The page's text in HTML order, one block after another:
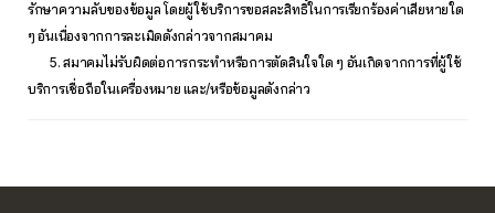
รักษาความลับของข้อมูล โดยผู้ใช้บริการขอสละสิทธิ์ในการเรียกร้องค่าเสียหายใด
ๆ อันเนื่องจากการละเมิดดังกล่าวจากสมาคม
5. สมาคมไม่รับผิดต่อการกระทำหรือการตัดสินใจใด ๆ อันเกิดจากการที่ผู้ใช้
บริการเชื่อถือในเครื่องหมาย และ/หรือข้อมูลดังกล่าว